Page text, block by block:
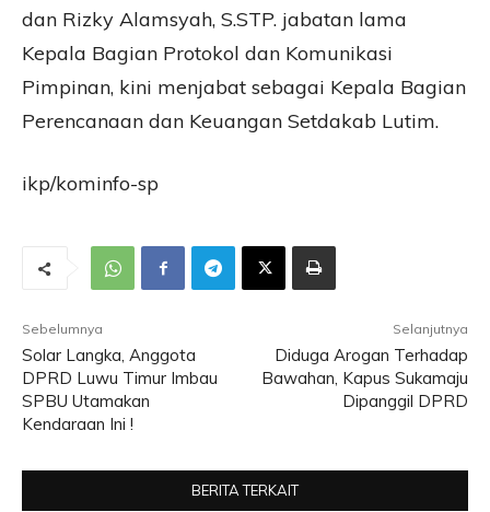
dan Rizky Alamsyah, S.STP. jabatan lama
Kepala Bagian Protokol dan Komunikasi
Pimpinan, kini menjabat sebagai Kepala Bagian
Perencanaan dan Keuangan Setdakab Lutim.
ikp/kominfo-sp
Sebelumnya
Solar Langka, Anggota
DPRD Luwu Timur Imbau
SPBU Utamakan
Kendaraan Ini !
Selanjutnya
Diduga Arogan Terhadap
Bawahan, Kapus Sukamaju
Dipanggil DPRD
BERITA TERKAIT